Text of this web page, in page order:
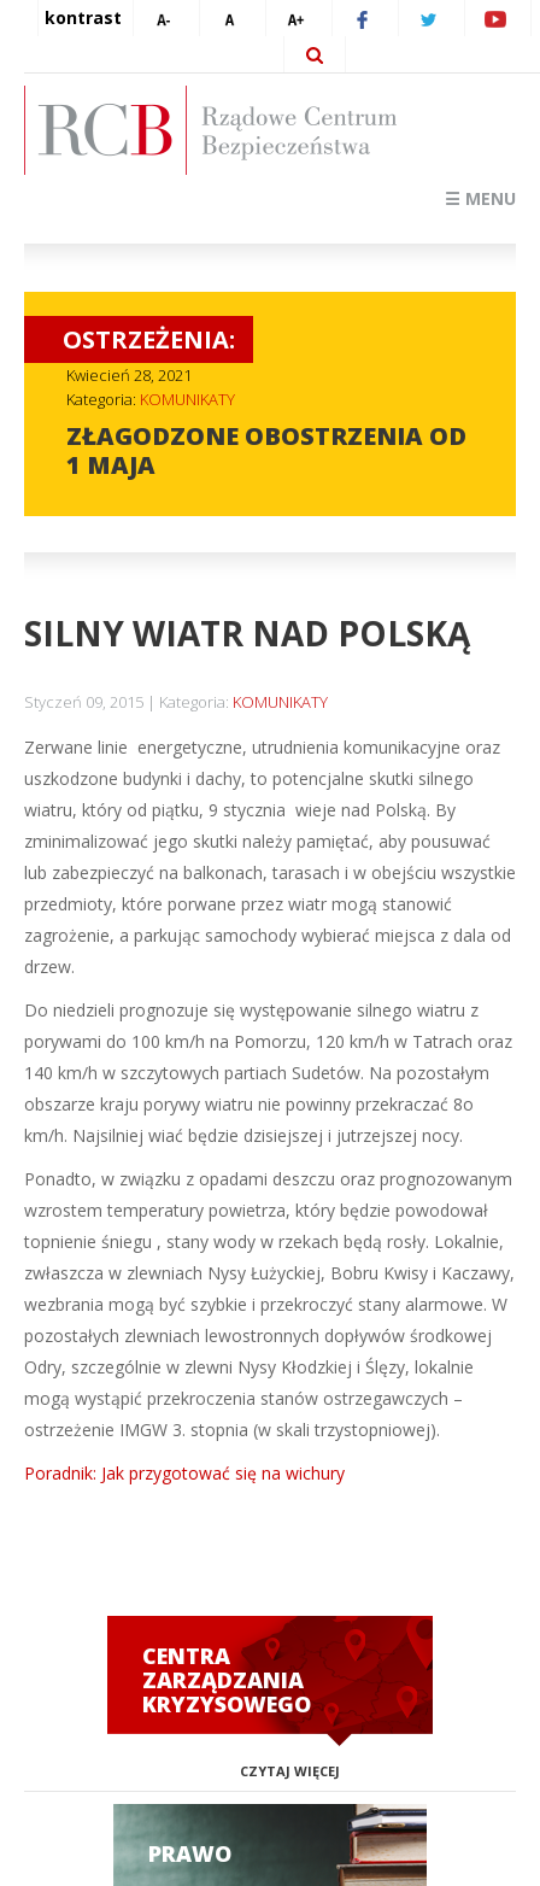
kontrast
☰ MENU
OSTRZEŻENIA:
Kwiecień 28, 2021
Kategoria: KOMUNIKATY
ZŁAGODZONE OBOSTRZENIA OD
1 MAJA
SILNY WIATR NAD POLSKĄ
Styczeń 09, 2015 Kategoria: KOMUNIKATY
Zerwane linie energetyczne, utrudnienia komunikacyjne oraz
uszkodzone budynki i dachy, to potencjalne skutki silnego
wiatru, który od piątku, 9 stycznia wieje nad Polską. By
zminimalizować jego skutki należy pamiętać, aby pousuwać
lub zabezpieczyć na balkonach, tarasach i w obejściu wszystkie
przedmioty, które porwane przez wiatr mogą stanowić
zagrożenie, a parkując samochody wybierać miejsca z dala od
drzew.
Do niedzieli prognozuje się występowanie silnego wiatru z
porywami do 100 km/h na Pomorzu, 120 km/h w Tatrach oraz
140 km/h w szczytowych partiach Sudetów. Na pozostałym
obszarze kraju porywy wiatru nie powinny przekraczać 8o
km/h. Najsilniej wiać będzie dzisiejszej i jutrzejszej nocy.
Ponadto, w związku z opadami deszczu oraz prognozowanym
wzrostem temperatury powietrza, który będzie powodował
topnienie śniegu , stany wody w rzekach będą rosły. Lokalnie,
zwłaszcza w zlewniach Nysy Łużyckiej, Bobru Kwisy i Kaczawy,
wezbrania mogą być szybkie i przekroczyć stany alarmowe. W
pozostałych zlewniach lewostronnych dopływów środkowej
Odry, szczególnie w zlewni Nysy Kłodzkiej i Ślęzy, lokalnie
mogą wystąpić przekroczenia stanów ostrzegawczych –
ostrzeżenie IMGW 3. stopnia (w skali trzystopniowej).
Poradnik: Jak przygotować się na wichury
CENTRA
ZARZĄDZANIA
KRYZYSOWEGO
CZYTAJ WIĘCEJ
PRAWO